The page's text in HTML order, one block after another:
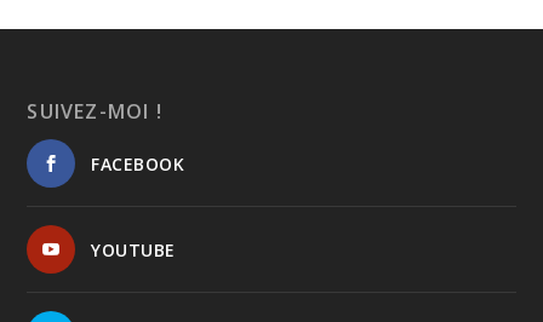
SUIVEZ-MOI !
FACEBOOK
YOUTUBE